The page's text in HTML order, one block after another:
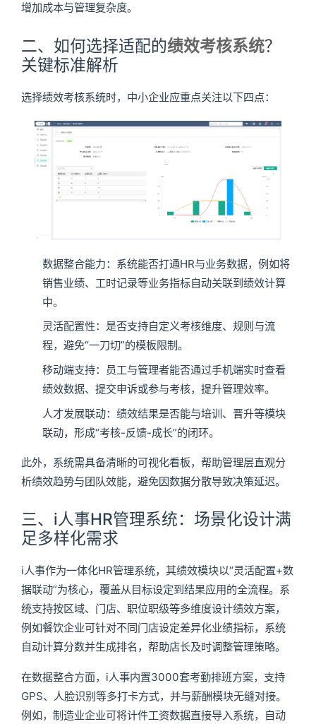
增加成本与管理复杂度。
二、如何选择适配的绩效考核系统？
关键标准解析
选择绩效考核系统时，中小企业应重点关注以下四点：
数据整合能力：系统能否打通HR与业务数据，例如将
销售业绩、工时记录等业务指标自动关联到绩效计算
中。
灵活配置性：是否支持自定义考核维度、规则与流
程，避免“一刀切”的模板限制。
移动端支持：员工与管理者能否通过手机端实时查看
绩效数据、提交申诉或参与考核，提升管理效率。
人才发展联动：绩效结果是否能与培训、晋升等模块
联动，形成“考核-反馈-成长”的闭环。
此外，系统需具备清晰的可视化看板，帮助管理层直观分
析绩效趋势与团队效能，避免因数据分散导致决策延迟。
三、i人事HR管理系统：场景化设计满
足多样化需求
i人事作为一体化HR管理系统，其绩效模块以“灵活配置+数
据联动”为核心，覆盖从目标设定到结果应用的全流程。系
统支持按区域、门店、职位职级等多维度设计绩效方案，
例如餐饮企业可针对不同门店设定差异化业绩指标，系统
自动计算分数并生成排名，帮助店长及时调整管理策略。
在数据整合方面，i人事内置3000套考勤排班方案，支持
GPS、人脸识别等多打卡方式，并与薪酬模块无缝对接。
例如，制造业企业可将计件工资数据直接导入系统，自动